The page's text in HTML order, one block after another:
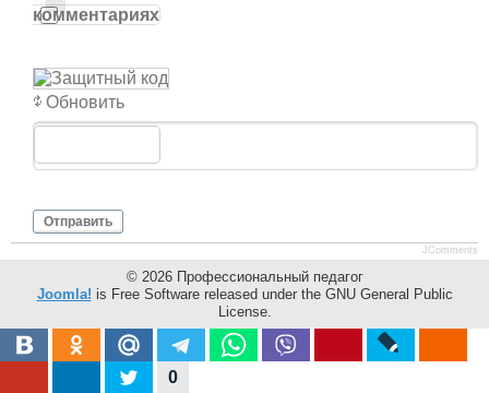
0
комментариях
Обновить
Отправить
JComments
© 2026 Профессиональный педагог
Joomla! is Free Software released under the GNU General Public
License.
Mobile version by
Mobile Joomla!